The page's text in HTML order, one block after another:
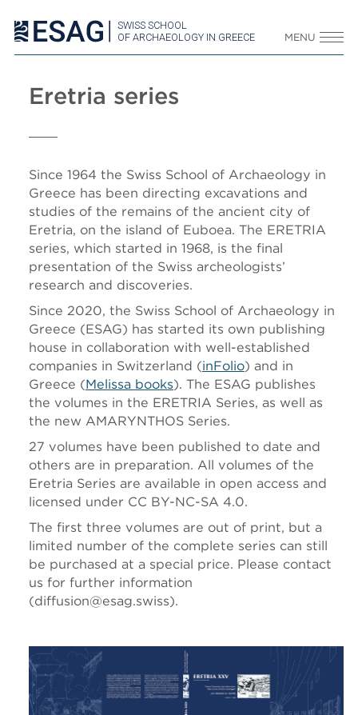
SWISS SCHOOL
OF ARCHAEOLOGY IN GREECE
MENU
Eretria series
Since 1964 the Swiss School of Archaeology in
Greece has been directing excavations and
studies of the remains of the ancient city of
Eretria, on the island of Euboea. The ERETRIA
series, which started in 1968, is the final
presentation of the Swiss archeologists’
research and discoveries.
Since 2020, the Swiss School of Archaeology in
Greece (ESAG) has started its own publishing
house in collaboration with well-established
companies in Switzerland (inFolio) and in
Greece (Melissa books). The ESAG publishes
the volumes in the ERETRIA Series, as well as
the new AMARYNTHOS Series.
27 volumes have been published to date and
others are in preparation. All volumes of the
Eretria Series are available in open access and
licensed under CC BY-NC-SA 4.0.
The first three volumes are out of print, but a
limited number of the complete series can still
be purchased at a special price. Please contact
us for further information
(diffusion@esag.swiss).